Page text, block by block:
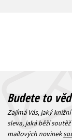
Budete to
Zajímá Vás, jaký
sleva, jaká běží
mailových novinek